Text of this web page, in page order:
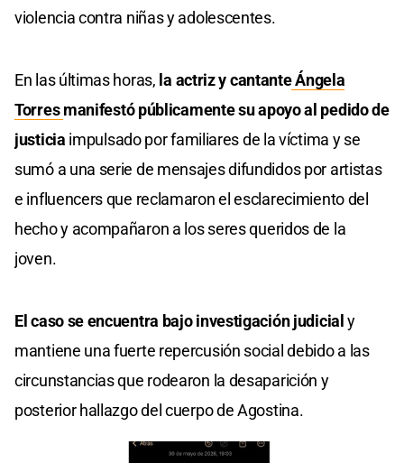
violencia contra niñas y adolescentes.
En las últimas horas, la actriz y cantanteÁngela
Torresmanifestó públicamente su apoyo al pedido de
justicia impulsado por familiares de la víctima y se
sumó a una serie de mensajes difundidos por artistas
e influencers que reclamaron el esclarecimiento del
hecho y acompañaron a los seres queridos de la
joven.
El caso se encuentra bajo investigación judicialy
mantiene una fuerte repercusión social debido a las
circunstancias que rodearon la desaparición y
posterior hallazgo del cuerpo de Agostina.